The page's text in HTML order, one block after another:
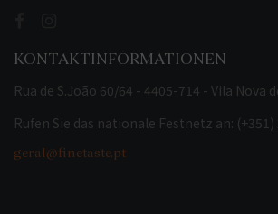
KONTAKTINFORMATIONEN
Rua de S.João 60/64 - 4405-714 - Vila Nova
Rufen Sie das nationale Festnetz an: (+351)
geral@finetaste.pt